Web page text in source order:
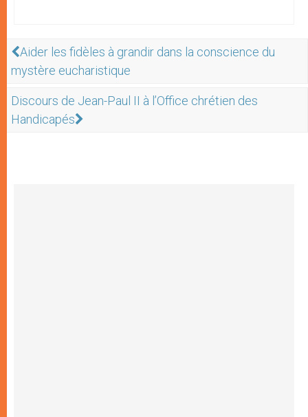
Aider les fidèles à grandir dans la conscience du
mystère eucharistique
Discours de Jean-Paul II à l’Office chrétien des
Handicapés